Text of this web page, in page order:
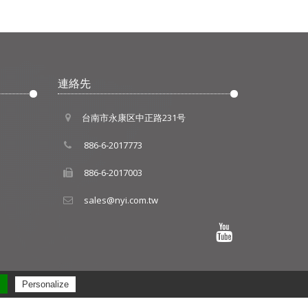
連絡先
台南市永康区中正路231号
886-6-2017773
886-6-2017003
sales@nyi.com.tw
Personalize